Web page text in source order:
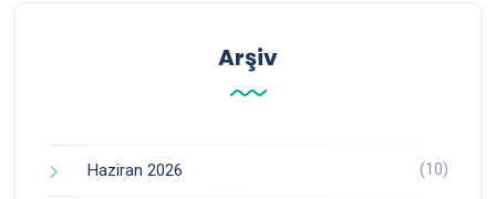
Arşiv
Haziran 2026 (10)